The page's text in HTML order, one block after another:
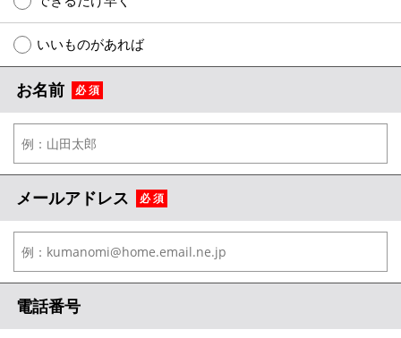
いいものがあれば
お名前 必 須
メールアドレス 必 須
電話番号